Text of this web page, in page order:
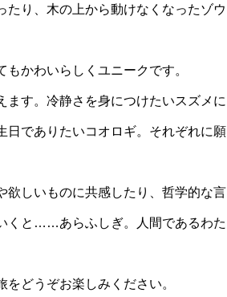
たり、木の上から動けなくなったゾウ
かわいらしくユニークです。
す。冷静さを身につけたいスズメに
日でありたいコオロギ。それぞれに願
しいものに共感したり、哲学的な言
くと……あらふしぎ。人間であるわた
どうぞお楽しみください。